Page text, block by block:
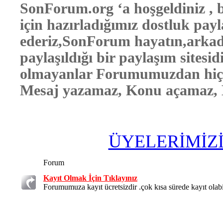
SonForum.org ‘a hoşgeldiniz
için hazırladığımız dostluk
ederiz,SonForum
paylaşıldığı bir paylaşım
olmayanlar Forumumuzdan
Mesaj yazamaz, Konu
Forum
Kayıt Olmak İçin Tıklayınız
Forumumuza kayıt ücretsizdir .çok kısa sürede kayıt